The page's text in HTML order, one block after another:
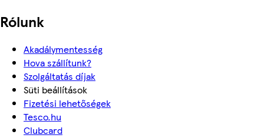
Rólunk
Akadálymentesség
Hova szállítunk?
Szolgáltatás díjak
Süti beállítások
Fizetési lehetőségek
Tesco.hu
Clubcard